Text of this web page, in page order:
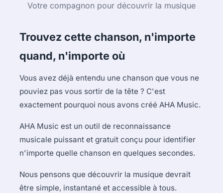
Votre compagnon pour découvrir la musique
Trouvez cette chanson, n'importe
quand, n'importe où
Vous avez déjà entendu une chanson que vous ne
pouviez pas vous sortir de la tête ? C'est
exactement pourquoi nous avons créé AHA Music.
AHA Music est un outil de reconnaissance
musicale puissant et gratuit conçu pour identifier
n'importe quelle chanson en quelques secondes.
Nous pensons que découvrir la musique devrait
être simple, instantané et accessible à tous.